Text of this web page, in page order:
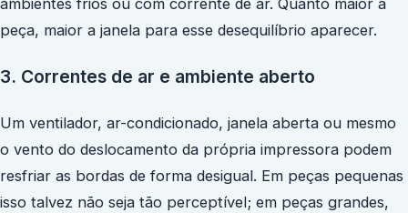
ambientes frios ou com corrente de ar. Quanto maior a
peça, maior a janela para esse desequilíbrio aparecer.
3. Correntes de ar e ambiente aberto
Um ventilador, ar-condicionado, janela aberta ou mesmo
o vento do deslocamento da própria impressora podem
resfriar as bordas de forma desigual. Em peças pequenas
isso talvez não seja tão perceptível; em peças grandes,